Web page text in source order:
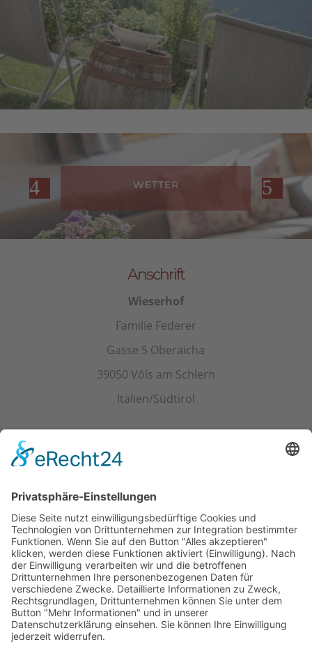
WETTER
Anschrift
Wieserhof
Familie Federer
Gasse 5 Oberaicha
39050 Völs am Schlern
Italien/Südtirol
Tel.+ Fax:
Mobil+39 340 374 3624
E-Mailinfo@wieserhof.it
MwSt.-Nr. 01420690214